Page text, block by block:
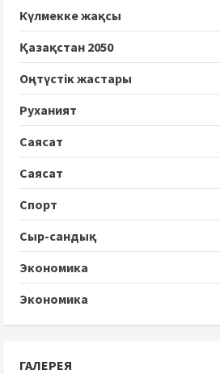
Күлмекке жақсы
Қазақстан 2050
Оңтүстік жастары
Руханият
Саясат
Саясат
Спорт
Сыр-сандық
Экономика
Экономика
ГАЛЕРЕЯ